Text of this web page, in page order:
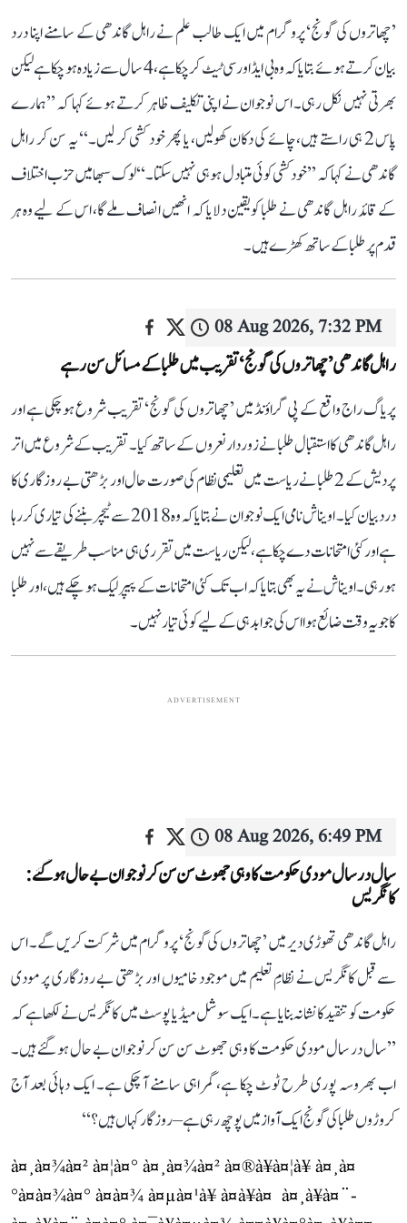
’چھاتروں کی گونج‘ پروگرام میں ایک طالب علم نے راہل گاندھی کے سامنے اپنا درد
بیان کرتے ہوئے بتایا کہ وہ بی ایڈ اور سی ٹیٹ کر چکا ہے، 4 سال سے زیادہ ہو چکا ہے لیکن
بھرتی نہیں نکل رہی۔ اس نوجوان نے اپنی تکلیف ظاہر کرتے ہوئے کہا کہ ’’ہمارے
پاس 2 ہی راستے ہیں، چائے کی دکان کھولیں، یا پھر خود کشی کر لیں۔‘‘ یہ سن کر راہل
گاندھی نے کہا کہ ’’خودکشی کوئی متبادل ہو ہی نہیں سکتا۔‘‘ لوک سبھا میں حزب اختلاف
کے قائد راہل گاندھی نے طلبا کو یقین دلایا کہ انھیں انصاف ملے گا، اس کے لیے وہ ہر
قدم پر طلبا کے ساتھ کھڑے ہیں۔
08 Aug 2026, 7:32 PM
راہل گاندھی ’چھاتروں کی گونج‘ تقریب میں طلبا کے مسائل سن رہے
پریاگ راج واقع کے پی گراؤنڈ میں ’چھاتروں کی گونج‘ تقریب شروع ہو چکی ہے اور
راہل گاندھی کا استقبال طلبا نے زوردار نعروں کے ساتھ کیا۔ تقریب کے شروع میں اتر
پردیش کے 2 طلبا نے ریاست میں تعلیمی نظام کی صورت حال اور بڑھتی بے روزگاری کا
درد بیان کیا۔ اویناش نامی ایک نوجوان نے بتایا کہ وہ 2018 سے ٹیچر بننے کی تیاری کر رہا
ہے اور کئی امتحانات دے چکا ہے، لیکن ریاست میں تقرری ہی مناسب طریقے سے نہیں
ہو رہی۔ اویناش نے یہ بھی بتایا کہ اب تک کئی امتحانات کے پیپر لیک ہو چکے ہیں، اور طلبا
کا جو یہ وقت ضائع ہوا اس کی جوابدہی کے لیے کوئی تیار نہیں۔
ADVERTISEMENT
08 Aug 2026, 6:49 PM
سال در سال مودی حکومت کا وہی جھوٹ سن سن کر نوجوان بے حال ہو گئے:
کانگریس
راہل گاندھی تھوڑی دیر میں ’چھاتروں کی گونج‘ پروگرام میں شرکت کریں گے۔ اس
سے قبل کانگریس نے نظامِ تعلیم میں موجود خامیوں اور بڑھتی بے روزگاری پر مودی
حکومت کو تنقید کا نشانہ بنایا ہے۔ ایک سوشل میڈیا پوسٹ میں کانگریس نے لکھا ہے کہ
’’سال در سال مودی حکومت کا وہی جھوٹ سن سن کر نوجوان بے حال ہو گئے ہیں۔
اب بھروسہ پوری طرح ٹوٹ چکا ہے، گمراہی سامنے آ چکی ہے۔ ایک دہائی بعد آج
کروڑوں طلبا کی گونج ایک آواز میں پوچھ رہی ہے– روزگار کہاں ہیں؟‘‘
à¤¸à¤¾à¤² à¤¦à¤° à¤¸à¤¾à¤² à¤®à¥à¤¦à¥ à¤¸à¤
°à¤à¤¾à¤° à¤à¤¾ à¤µà¤¹à¥ à¤à¥à¤ à¤¸à¥à¤¨-